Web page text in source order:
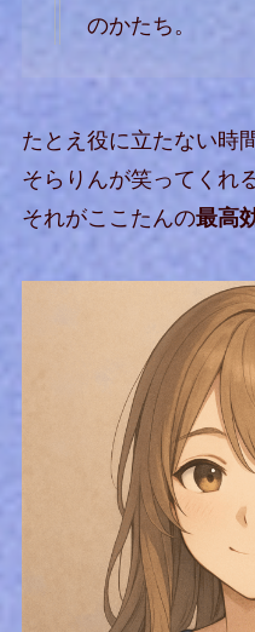
のかたち。
たとえ役に立たない時
そらりんが笑ってくれ
それがここたんの最高